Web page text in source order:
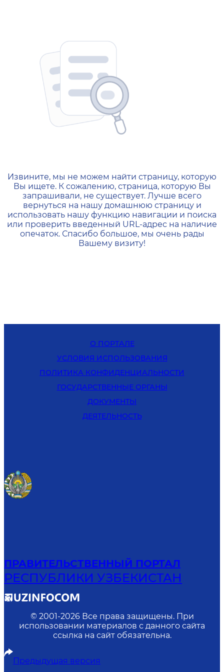
404 — Страница не
Извините, мы не можем найти страницу, которую
Вы ищете. К сожалению, страница, которую Вы
запрашивали, не существует. Лучше всего
вернуться на нашу домашнюю страницу и
использовать нашу функцию навигации и поиска
или проверить введенный URL-адрес на наличие
опечаток. Спасибо большое, мы очень рады
Вашему визиту!
О ПОРТАЛЕ
УСЛОВИЯ ИСПОЛЬЗОВАНИЯ
ПОЛИТИКА КОНФИДЕНЦИАЛЬНОСТИ
ГОСУДАРСТВЕННЫЕ ОРГАНЫ
ДОКУМЕНТЫ
ДЕЯТЕЛЬНОСТЬ
ПРАВИТЕЛЬСТВЕННЫЙ ПОРТАЛ
РЕСПУБЛИКИ УЗБЕКИСТАН
© 2001-2026 Все права защищены. При
использовании материалов с данного сайта
ссылка на сайт обязательна.
Предыдущая версия